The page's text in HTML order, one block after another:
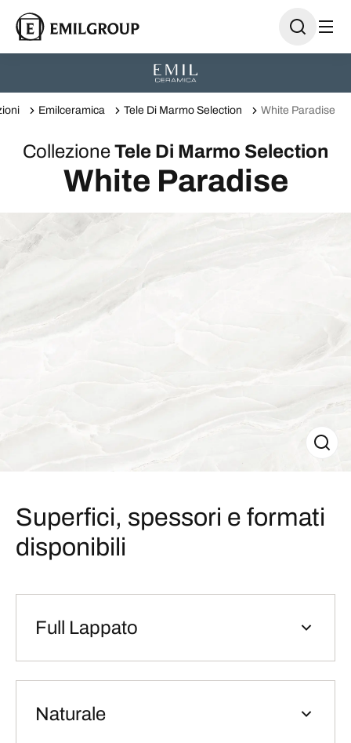
Emilceramica Tele Di Marmo Selection White Paradise
CollezioneTele Di Marmo Selection
White Paradise
Superfici, spessori e formati
disponibili
Full Lappato
Naturale